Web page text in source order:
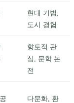
현대 기법,
도시 경험
향토적 관
심, 문학 논
전
다문화, 환